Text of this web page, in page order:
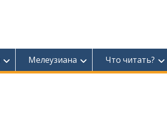
Мелеузиана Что читать?